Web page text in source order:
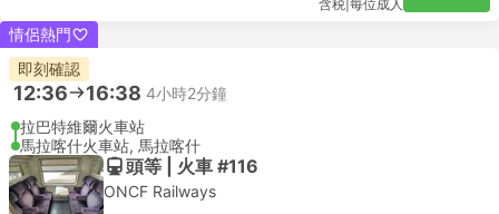
含税 每位成人
情侶熱門
即刻確認
12:36 16:38 4小時2分鐘
拉巴特維爾火車站
馬拉喀什火車站, 馬拉喀什
頭等 | 火車 #116
ONCF Railways